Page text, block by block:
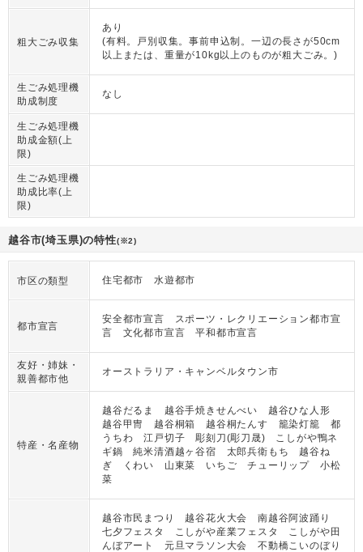
粗大ごみ収集
あり
(有料。戸別収集。事前申込制。一辺の長さが50cm
以上または、重量が10kg以上のものが粗大ごみ。)
生ごみ処理機
助成制度
なし
生ごみ処理機
助成金額(上
限)
生ごみ処理機
助成比率(上
限)
越谷市(埼玉県)の特性(※2)
市区の類型 住宅都市 水遊都市
都市宣言
安全都市宣言 スポーツ・レクリエーション都市宣
言 文化都市宣言 平和都市宣言
友好・姉妹・
親善都市他
オーストラリア・キャンベルタウン市
特産・名産物
越谷だるま 越谷手焼きせんべい 越谷ひな人形
越谷甲冑 越谷桐箱 越谷桐たんす 籠染灯籠 都
うちわ 江戸切子 彫刻刀(彫刀晟) こしがや鴨ネ
ギ鍋 純米清酒越ヶ谷宿 太郎兵衛もち 越谷ね
ぎ くわい 山東菜 いちご チューリップ 小松
菜
越谷市民まつり 越谷花火大会 南越谷阿波踊り
七夕フェスタ こしがや産業フェスタ こしがや田
んぼアート 元旦マラソン大会 不動橋こいのぼり